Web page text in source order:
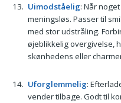
Uimodståelig: Når
meningsløs. Passer til
med stor udstråling.
øjeblikkelig overgivelse,
skønhedens eller
Uforglemmelig:
vender tilbage. Godt til